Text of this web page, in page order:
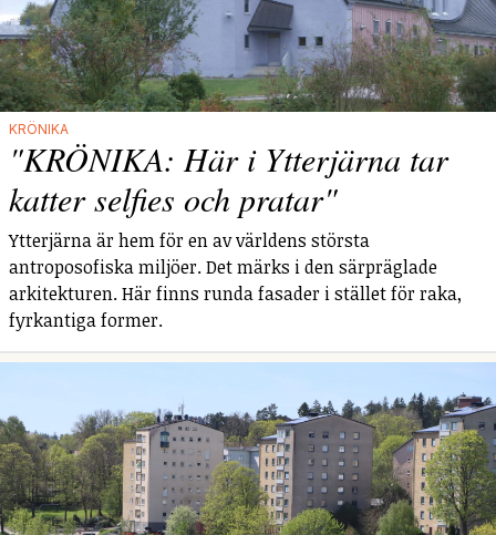
KRÖNIKA
"KRÖNIKA: Här i Ytterjärna tar
katter selfies och pratar"
Ytterjärna är hem för en av världens största
antroposofiska miljöer. Det märks i den särpräglade
arkitekturen. Här finns runda fasader i stället för raka,
fyrkantiga former.